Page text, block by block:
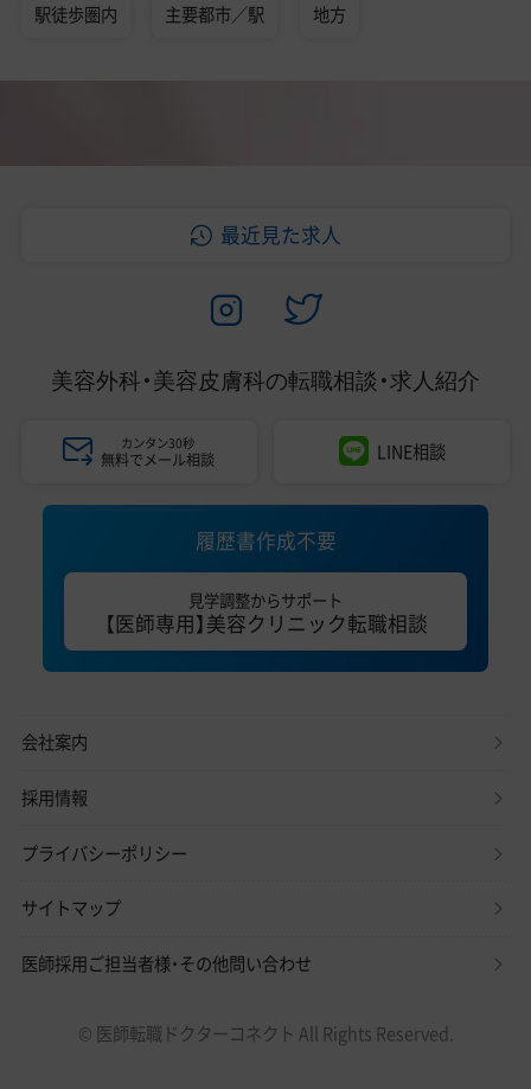
駅徒歩圏内 主要都市／駅 地方
最近見た求人
美容外科・美容皮膚科の転職相談・求人紹介
カンタン30秒
無料でメール相談 LINE相談
履歴書作成不要
見学調整からサポート
【医師専用】美容クリニック転職相談
会社案内
採用情報
プライバシーポリシー
サイトマップ
医師採用ご担当者様・その他問い合わせ
© 医師転職ドクターコネクト All Rights Reserved.